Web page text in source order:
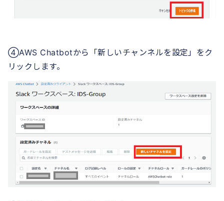
④AWS Chatbotから「新しいチャンネルを設定」をク
リックします。